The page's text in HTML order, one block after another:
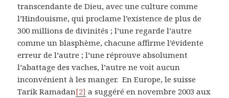
transcendante de Dieu, avec une culture comme
l’Hindouisme, qui proclame l’existence de plus de
300 millions de divinités ; l’une regarde l’autre
comme un blasphème, chacune affirme l’évidente
erreur de l’autre ; l’une réprouve absolument
l’abattage des vaches, l’autre ne voit aucun
inconvénient à les manger. En Europe, le suisse
Tarik Ramadan[2] a suggéré en novembre 2003 aux